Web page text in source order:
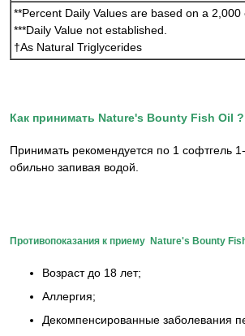
**Percent Daily Values are based on a 2,000
***Daily Value not established.
†As Natural Triglycerides
Как принимать Nature's Bounty Fish Oil ?
Принимать рекомендуется по 1 софтгель
обильно запивая водой.
Противопоказания к приему Nature's Bounty
Возраст до 18 лет;
Аллергия;
Декомпенсированные заболевания